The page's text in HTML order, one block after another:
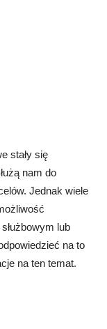
stały się
nam do
Jednak wiele
lub
na to
na ten temat.